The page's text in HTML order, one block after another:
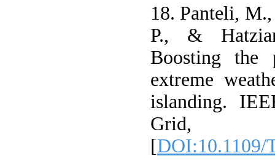
18. Panteli,
P., &
Boosting the
extreme
islanding.
Grid,
[DOI:10.1109/